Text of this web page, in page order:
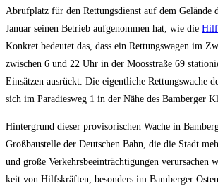
Abruf­platz für den Ret­tungs­dienst auf dem Gelän­de
Janu­ar sei­nen Betrieb auf­ge­nom­men hat, wie die
Kon­kret bedeu­tet das, dass ein Ret­tungs­wa­gen im
zwi­schen 6 und 22 Uhr in der Moos­stra­ße 69
Ein­sät­zen aus­rückt. Die eigent­li­che Ret­tungs­wa­che
sich im Para­dies­weg 1 in der Nähe des Bam­ber­ger
Hin­ter­grund die­ser pro­vi­so­ri­schen Wache in
Groß­bau­stel­le der Deut­schen Bahn, die die Stadt
und gro­ße Ver­kehrs­be­ein­träch­ti­gun­gen
keit von Hilfs­kräf­ten, beson­ders im Bam­ber­ger